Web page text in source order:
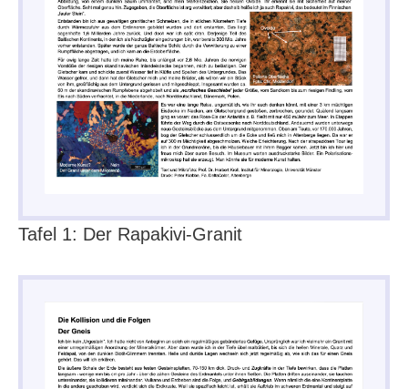
Tafel 1: Der Rapakivi-Granit